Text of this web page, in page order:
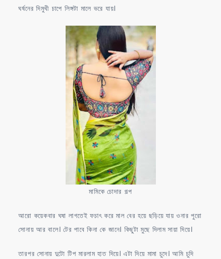
ঘর্ষনের দিমুখী চাপে লিঙ্গটা মালে ভরে যায়।
মামিকে চোদার গল্প
আরো কয়েকবার ঘষা লাগতেই ফচাৎ করে মাল বের হয়ে ছড়িয়ে যায় ওনার পুরো
সোনায় আর বালে। টের পাবে কিনা কে জানে। কিছুটা মুছে দিলাম সায়া দিয়ে।
তারপর সোনায় দুটো টিপ মারলাম হাত দিয়ে। এটা দিয়ে মামা চুদে। আমি চুদি